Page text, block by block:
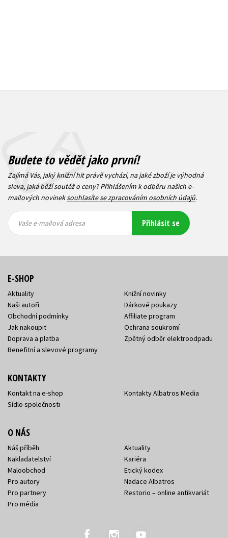
Budete to vědět jako první!
Zajímá Vás, jaký knižní hit právě vychází, na jaké zboží je výhodná
sleva, jaká běží soutěž o ceny? Přihlášením k odběru našich e-
mailových novineksouhlasíte se zpracováním osobních údajů.
mailová
mailová
Vaše e-mailová adresa Přihlásit se
E-SHOP
Aktuality
Naši autoři
Obchodní podmínky
Jak nakoupit
Doprava a platba
Benefitní a slevové programy
Knižní novinky
Dárkové poukazy
Affiliate program
Ochrana soukromí
Zpětný odběr elektroodpadu
KONTAKTY
Kontakt na e-shop
Sídlo společnosti
Kontakty Albatros Media
O NÁS
Náš příběh
Nakladatelství
Maloobchod
Pro autory
Pro partnery
Pro média
Aktuality
Kariéra
Etický kodex
Nadace Albatros
Restorio – online antikvariát